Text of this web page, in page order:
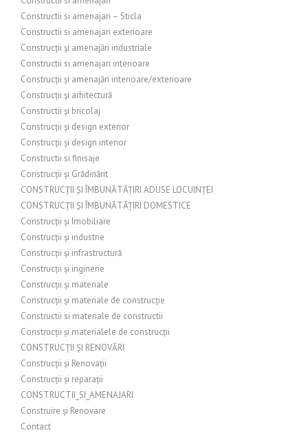
Constructii si amenajari – Sticla
Constructii si amenajari exterioare
Construcții și amenajări industriale
Constructii si amenajari interioare
Construcții și amenajări interioare/exterioare
Construcții și arhitectură
Constructii și bricolaj
Construcții și design exterior
Construcții și design interior
Constructii si finisaje
Construcții și Grădinărit
CONSTRUCȚII ȘI ÎMBUNĂTĂȚIRI ADUSE LOCUINȚEI
CONSTRUCȚII ȘI ÎMBUNĂTĂȚIRI DOMESTICE
Construcții și Imobiliare
Construcții și industrie
Construcții și infrastructură
Construcții și inginerie
Construcții și materiale
Construcții și materiale de construcție
Constructii si materiale de constructii
Construcții și materialele de construcții
CONSTRUCȚII ȘI RENOVĂRI
Construcții și Renovații
Construcții și reparații
CONSTRUCTII_SI_AMENAJARI
Construire și Renovare
Contact